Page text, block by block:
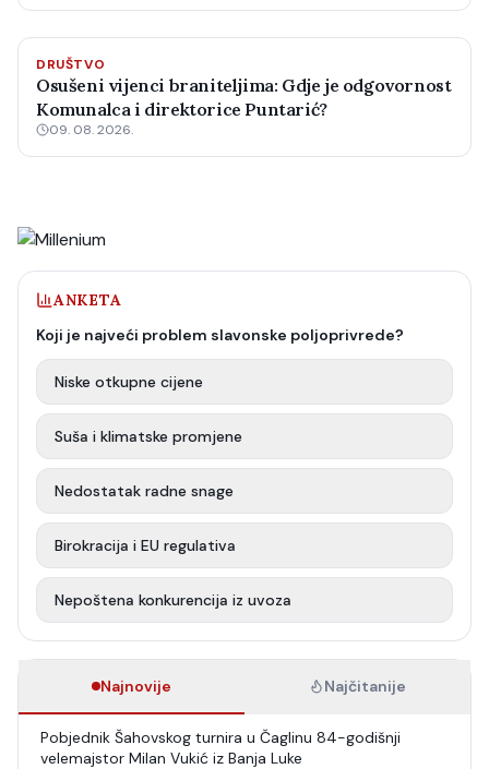
DRUŠTVO
Osušeni vijenci braniteljima: Gdje je odgovornost
Komunalca i direktorice Puntarić?
09. 08. 2026.
ANKETA
Koji je najveći problem slavonske poljoprivrede?
Niske otkupne cijene
Suša i klimatske promjene
Nedostatak radne snage
Birokracija i EU regulativa
Nepoštena konkurencija iz uvoza
Najnovije Najčitanije
Pobjednik Šahovskog turnira u Čaglinu 84-godišnji
velemajstor Milan Vukić iz Banja Luke